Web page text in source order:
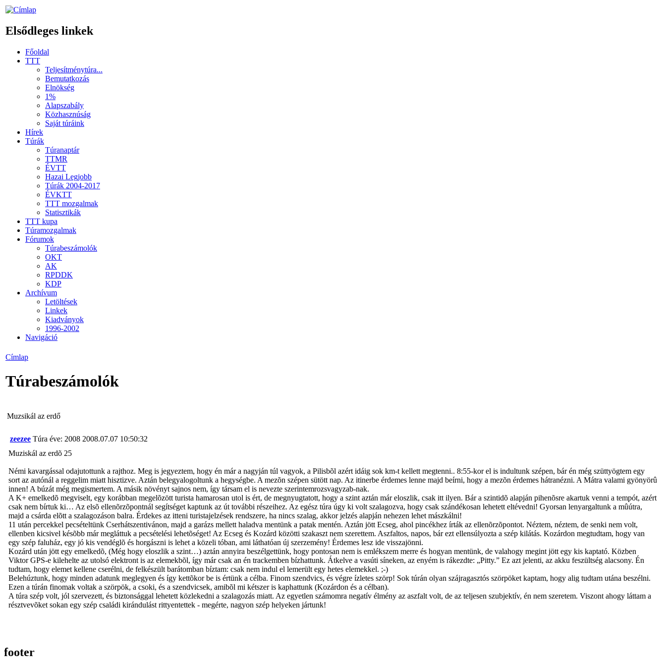
Elsődleges linkek
Főoldal
TTT
Teljesítménytúra...
Bemutatkozás
Elnökség
1%
Alapszabály
Közhasznúság
Saját túráink
Hírek
Túrák
Túranaptár
TTMR
ÉVTT
Hazai Legjobb
Túrák 2004-2017
ÉVKTT
TTT mozgalmak
Statisztikák
TTT kupa
Túramozgalmak
Fórumok
Túrabeszámolók
OKT
AK
RPDDK
KDP
Archívum
Letöltések
Linkek
Kiadványok
1996-2002
Navigáció
Címlap
Túrabeszámolók
Muzsikál az erdő
zeezee Túra éve: 2008 2008.07.07 10:50:32
Muziskál az erdõ 25
Némi kavargással odajutottunk a rajthoz. Meg is jegyeztem, hogy én már a nagyján túl vagyok, a Pilisbõl azért idáig sok km-t kellett megtenni.. 8:55-kor el is indultunk szépen, bár én még szüttyögtem egy
sort az autónál a reggelim miatt hisztizve. Aztán belegyalogoltunk a hegységbe. A mezõn szépen sütött nap. Az itinerbe érdemes lenne majd beírni, hogy a mezõn érdemes hátranézni. A Mátra valami gyönyörû
innen! A búzát még megismertem. A másik növényt sajnos nem, így társam el is nevezte szerintemrozsvagyzab-nak.
A K+ emelkedõ megviselt, egy korábban megelõzött turista hamarosan utol is ért, de megnyugtatott, hogy a szint aztán már eloszlik, csak itt ilyen. Bár a szintidõ alapján pihenõsre akartuk venni a tempót, azért
csak nem bírtuk ki… Az elsõ ellenõrzõpontnál segítséget kaptunk az út további részeihez. Az egész túra úgy ki volt szalagozva, hogy csak szándékosan lehetett eltévedni! Gyorsan lenyargaltunk a mûútra,
majd a csárda elõtt a szalagozáson balra. Érdekes az itteni turistajelzések rendszere, ha nincs szalag, akkor jelzés alapján nehezen lehet mászkálni!
11 után percekkel pecsételtünk Cserhátszentivánon, majd a garázs mellett haladva mentünk a patak mentén. Aztán jött Ecseg, ahol pincékhez írták az ellenõrzõpontot. Néztem, néztem, de senki nem volt,
ellenben kicsivel késõbb már megláttuk a pecsételési lehetõséget! Az Ecseg és Kozárd közötti szakaszt nem szerettem. Aszfaltos, napos, bár ezt ellensúlyozta a szép kilátás. Kozárdon megtudtam, hogy van
egy szép faluház, egy jó kis vendéglõ és horgászni is lehet a közeli tóban, ami láthatóan új szerzemény! Érdemes lesz ide visszajönni.
Kozárd után jött egy emelkedõ, (Még hogy eloszlik a szint…) aztán annyira beszélgettünk, hogy pontosan nem is emlékszem merre és hogyan mentünk, de valahogy megint jött egy kis kaptató. Közben
Viktor GPS-e kilehelte az utolsó elektront is az elemekbõl, így már csak an én trackemben bízhattunk. Átkelve a vasúti síneken, az enyém is rákezdte: „Pitty.” Ez azt jelenti, az akku feszültség alacsony. Én
tudtam, hogy elemet kellene cserélni, de felkészült barátomban bíztam: csak nem indul el lemerült egy hetes elemekkel. ;-)
Belehúztunk, hogy minden adatunk meglegyen és így kettõkor be is értünk a célba. Finom szendvics, és végre ízletes szörp! Sok túrán olyan szájragasztós szörpöket kaptam, hogy alig tudtam utána beszélni.
Ezen a túrán finomak voltak a szörpök, a csoki, és a szendvicsek, amibõl mi kétszer is kaphattunk (Kozárdon és a célban).
A túra szép volt, jól szervezett, és biztonsággal lehetett közlekedni a szalagozás miatt. Az egyetlen számomra negatív élmény az aszfalt volt, de az teljesen szubjektív, én nem szeretem. Viszont ahogy láttam a
résztvevõket sokan egy szép családi kirándulást rittyentettek - megérte, nagyon szép helyeken jártunk!
footer